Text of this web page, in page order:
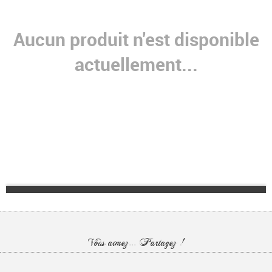
Aucun produit n'est disponible
actuellement...
Vous aimez... Partagez !